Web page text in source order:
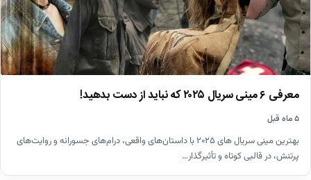
معرفی ۶ مینی سریال ۲۰۲۵ که نباید از دست بدهید!
۵ ماه قبل
بهترین مینی سریال های ۲۰۲۵ با داستان‌های واقعی، درام‌های جسورانه و روایت‌های
پرتنش، در قالبی کوتاه و تأثیرگذار…